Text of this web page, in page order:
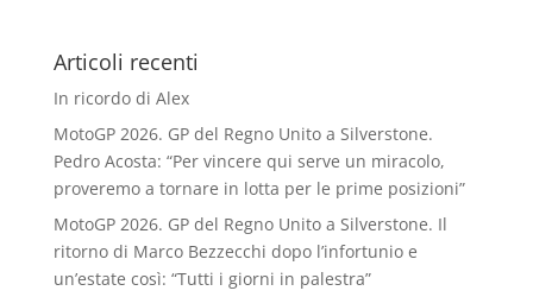
Articoli recenti
In ricordo di Alex
MotoGP 2026. GP del Regno Unito a Silverstone.
Pedro Acosta: “Per vincere qui serve un miracolo,
proveremo a tornare in lotta per le prime posizioni”
MotoGP 2026. GP del Regno Unito a Silverstone. Il
ritorno di Marco Bezzecchi dopo l’infortunio e
un’estate così: “Tutti i giorni in palestra”